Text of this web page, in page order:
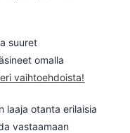
suuret
omalla
vaihtoehdoista!
laaja otanta erilaisia
vastaamaan